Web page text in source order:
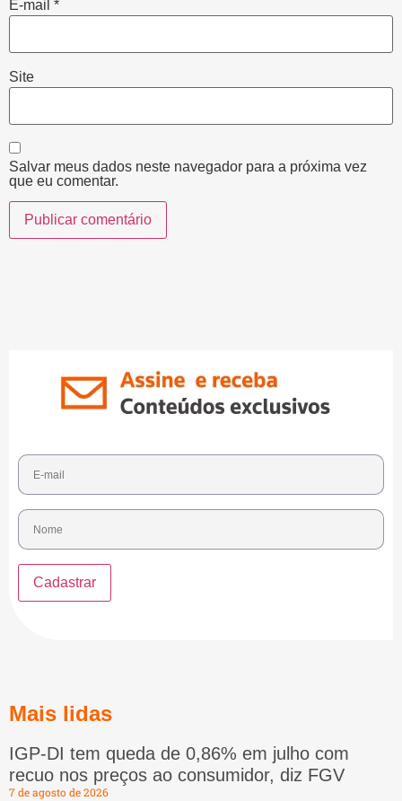
E-mail *
Site
Salvar meus dados neste navegador para a próxima vez
que eu comentar.
Mais lidas
IGP-DI tem queda de 0,86% em julho com
recuo nos preços ao consumidor, diz FGV
7 de agosto de 2026